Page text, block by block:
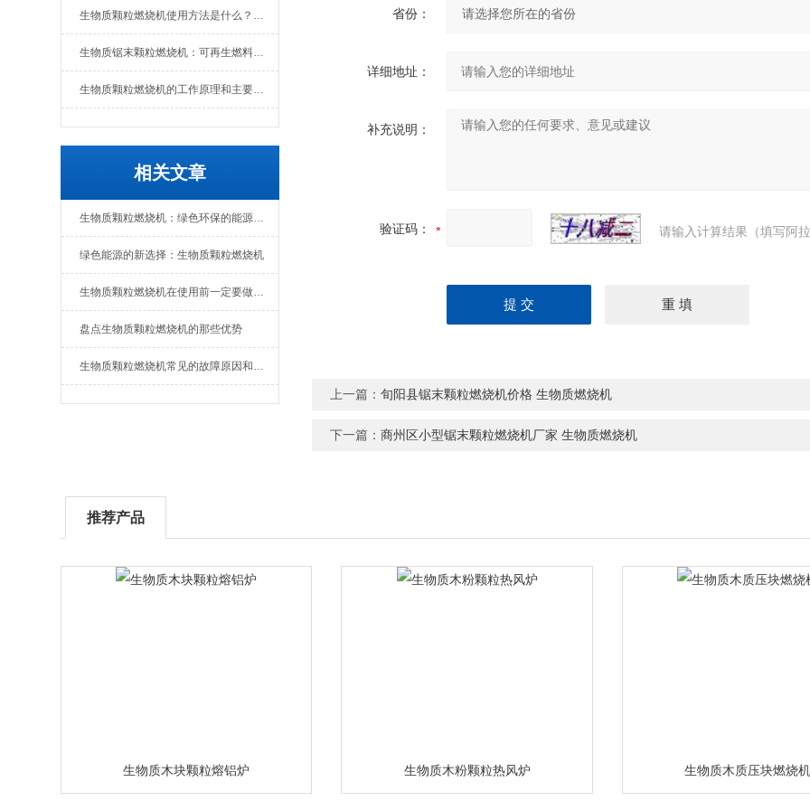
生物质颗粒燃烧机使用方法是什么？维护要点有哪些
生物质锯末颗粒燃烧机：可再生燃料的热能转换设备
生物质颗粒燃烧机的工作原理和主要组成部分
相关文章
生物质颗粒燃烧机：绿色环保的能源转化设备
绿色能源的新选择：生物质颗粒燃烧机
生物质颗粒燃烧机在使用前一定要做好准备工作
盘点生物质颗粒燃烧机的那些优势
生物质颗粒燃烧机常见的故障原因和解决办法
省份：
详细地址：
补充说明：
验证码： 请输入计算结果（填写阿
上一篇：旬阳县锯末颗粒燃烧机价格 生物质燃烧机
下一篇：商州区小型锯末颗粒燃烧机厂家 生物质燃烧机
推荐产品
生物质木块颗粒熔铝炉 生物质木粉颗粒热风炉 生物质木质压块燃烧机